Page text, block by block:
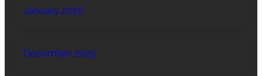
January 2026
December 2025